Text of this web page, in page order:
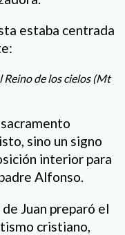
estaba centrada
Reino de los cielos (Mt
sino un signo
interior para
Alfonso.
Juan preparó el
cristiano,